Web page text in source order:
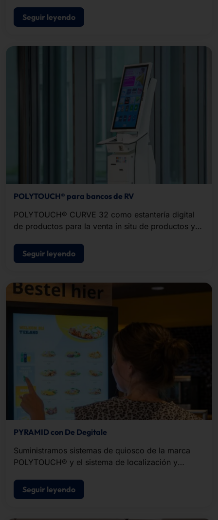
Seguir leyendo
POLYTOUCH® para bancos de RV
POLYTOUCH® CURVE 32 como estantería digital
de productos para la venta in situ de productos y
Seguir leyendo
PYRAMID con De Degitale
Suministramos sistemas de quiosco de la marca
POLYTOUCH® y el sistema de localización y
Seguir leyendo